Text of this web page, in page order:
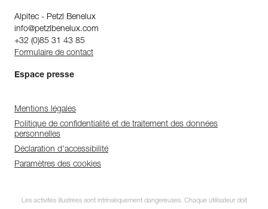
Alpitec - Petzl Benelux
info@petzlbenelux.com
+32 (0)85 31 43 85
Formulaire de contact
Espace presse
Mentions légales
Politique de confidentialité et de traitement des données
personnelles
Déclaration d'accessibilité
Paramètres des cookies
Les activités illustrées sont intrinsèquement dangereuses. Chaque utilisateur doit